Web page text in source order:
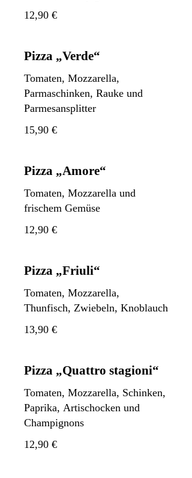
12,90 €
Pizza „Verde“
Tomaten, Mozzarella,
Parmaschinken, Rauke und
Parmesansplitter
15,90 €
Pizza „Amore“
Tomaten, Mozzarella und
frischem Gemüse
12,90 €
Pizza „Friuli“
Tomaten, Mozzarella,
Thunfisch, Zwiebeln, Knoblauch
13,90 €
Pizza „Quattro stagioni“
Tomaten, Mozzarella, Schinken,
Paprika, Artischocken und
Champignons
12,90 €